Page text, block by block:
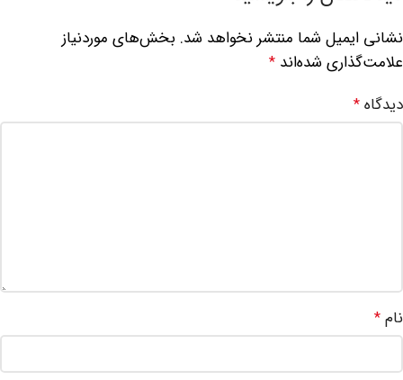
نشانی ایمیل شما منتشر نخواهد شد. بخش‌های موردنیاز
علامت‌گذاری شده‌اند *
دیدگاه *
نام *